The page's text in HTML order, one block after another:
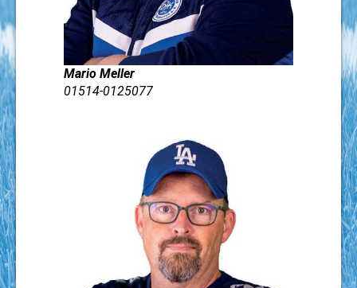
Mario Meller
01514-0125077